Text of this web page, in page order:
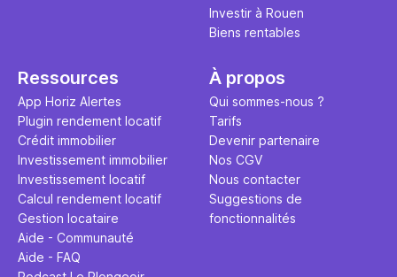
Investir à Rouen
Biens rentables
Ressources
App Horiz Alertes
Plugin rendement locatif
Crédit immobilier
Investissement immobilier
Investissement locatif
Calcul rendement locatif
Gestion locataire
Aide - Communauté
Aide - FAQ
À propos
Qui sommes-nous ?
Tarifs
Devenir partenaire
Nos CGV
Nous contacter
Suggestions de
fonctionnalités